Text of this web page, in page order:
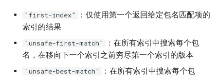
"first-index"
：仅使用第一个返回给定包名匹配项的
索引的结果
"unsafe-first-match"
：在所有索引中搜索每个包
名，在移向下一个索引之前穷尽第一个索引的版本
"unsafe-best-match"
：在所有索引中搜索每个包